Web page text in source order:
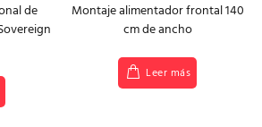
de
Montaje alimentador frontal 140
cm de ancho
Leer más